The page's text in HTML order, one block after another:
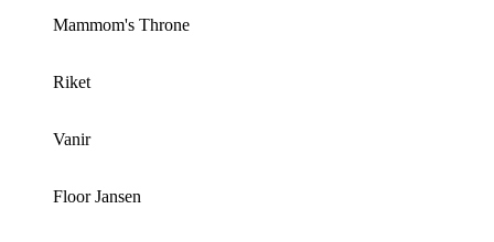
Mammom's Throne
Riket
Vanir
Floor Jansen